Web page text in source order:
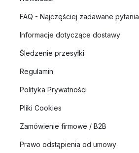
FAQ - Najczęściej zadawane pytania
Informacje dotyczące dostawy
Śledzenie przesyłki
Regulamin
Polityka Prywatności
Pliki Cookies
Zamówienie firmowe / B2B
Prawo odstąpienia od umowy